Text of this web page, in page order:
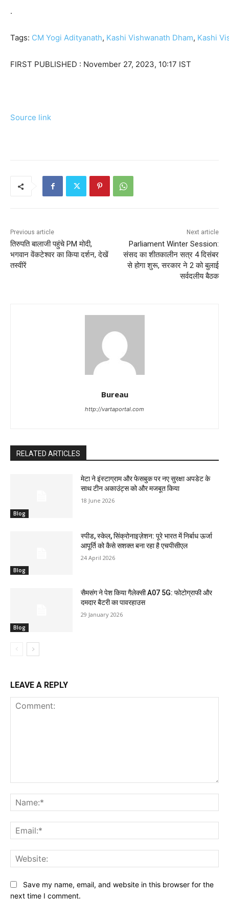
.
Tags: CM Yogi Adityanath, Kashi Vishwanath Dham, Kashi
FIRST PUBLISHED : November 27, 2023, 10:17 IST
Source link
Previous article
तिरुपति बालाजी पहुंचे PM मोदी,
भगवान वेंकटेश्वर का किया दर्शन, देखें
तस्वीरें
Next article
Parliament Winter Session:
संसद का शीतकालीन सत्र 4 दिसंबर
से होगा शुरू, सरकार ने 2 को बुलाई
सर्वदलीय बैठक
Bureau
http://vartaportal.com
RELATED ARTICLES
Blog
मेटा ने इंस्टाग्राम और फेसबुक पर नए सुरक्षा अपडेट के
साथ टीन अकाउंट्स को और मजबूत किया
18 June 2026
Blog
स्पीड, स्केल, सिंक्रोनाइज़ेशन: पूरे भारत में निर्बाध ऊर्जा
आपूर्ति को कैसे सशक्त बना रहा है एचपीसीएल
24 April 2026
Blog
सैमसंग ने पेश किया गैलेक्सी A07 5G: फोटोग्राफी और
दमदार बैटरी का पावरहाउस
29 January 2026
LEAVE A REPLY
Save my name, email, and website in this browser for the
next time I comment.